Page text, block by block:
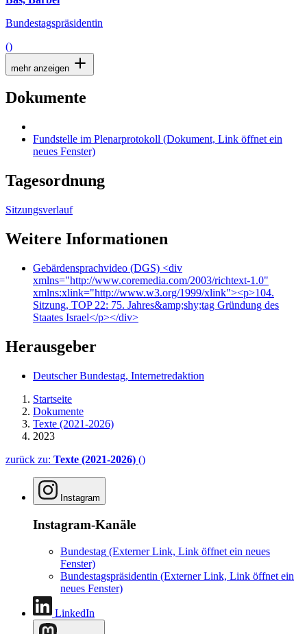
Bundestagspräsidentin
()
mehr anzeigen
Dokumente
Fundstelle im Plenarprotokoll (Dokument, Link öffnet ein
neues Fenster)
Tagesordnung
Sitzungsverlauf
Weitere Informationen
Gebärdensprachvideo (DGS) <div
xmlns="http://www.coremedia.com/2003/richtext-1.0"
xmlns:xlink="http://www.w3.org/1999/xlink"><p>104.
Sitzung, TOP 22: 75. Jahres&amp;shy;tag Gründung des
Staates Israel</p></div>
Herausgeber
Deutscher Bundestag, Internetredaktion
Startseite
Dokumente
Texte (2021-2026)
2023
zurück zu: Texte (2021-2026) ()
Instagram
Instagram-Kanäle
Bundestag (Externer Link, Link öffnet ein neues
Fenster)
Bundestagspräsidentin (Externer Link, Link öffnet ein
neues Fenster)
LinkedIn